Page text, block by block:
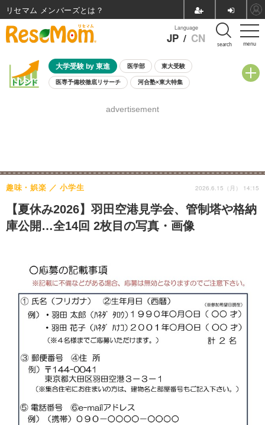
menu
Language
JP / CN search
大学受験 by 東進 医学部 東大受験
医専予備校徹底リサーチ 河合塾×東大特集
8月開催学校説明会・相談会
advertisement
【夏休み2026】羽田空港見学会、管制塔や格納
庫公開…全14回 2枚目の写真・画像
趣味・娯楽 小学生 2026.6.15（月） 14:15
リセマム メンバーズ